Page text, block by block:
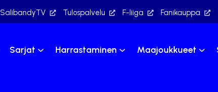
SalibandyTV Tulospalvelu F-liiga Fanikauppa
Sarjat Harrastaminen Maajoukkueet